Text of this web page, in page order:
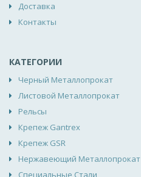
Доставка
Контакты
КАТЕГОРИИ
Черный Металлопрокат
Листовой Металлопрокат
Рельсы
Крепеж Gantrex
Крепеж GSR
Нержавеющий Металлопрокат
Специальные Стали